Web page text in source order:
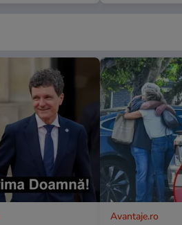
Avantaje.ro